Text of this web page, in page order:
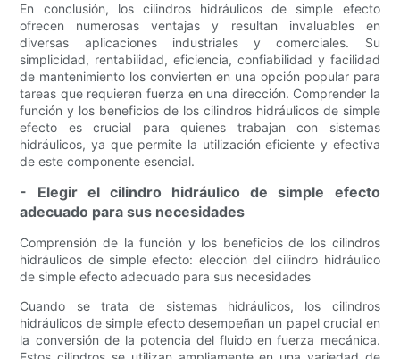
En conclusión, los cilindros hidráulicos de simple efecto
ofrecen numerosas ventajas y resultan invaluables en
diversas aplicaciones industriales y comerciales. Su
simplicidad, rentabilidad, eficiencia, confiabilidad y facilidad
de mantenimiento los convierten en una opción popular para
tareas que requieren fuerza en una dirección. Comprender la
función y los beneficios de los cilindros hidráulicos de simple
efecto es crucial para quienes trabajan con sistemas
hidráulicos, ya que permite la utilización eficiente y efectiva
de este componente esencial.
- Elegir el cilindro hidráulico de simple efecto
adecuado para sus necesidades
Comprensión de la función y los beneficios de los cilindros
hidráulicos de simple efecto: elección del cilindro hidráulico
de simple efecto adecuado para sus necesidades
Cuando se trata de sistemas hidráulicos, los cilindros
hidráulicos de simple efecto desempeñan un papel crucial en
la conversión de la potencia del fluido en fuerza mecánica.